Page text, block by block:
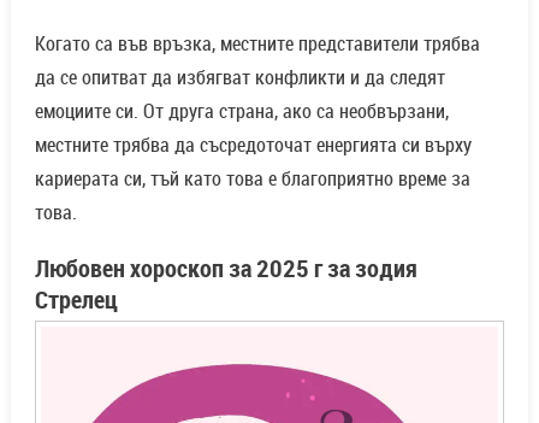
Когато са във връзка, местните представители трябва
да се опитват да избягват конфликти и да следят
емоциите си. От друга страна, ако са необвързани,
местните трябва да съсредоточат енергията си върху
кариерата си, тъй като това е благоприятно време за
това.
Любовен хороскоп за 2025 г за зодия
Стрелец